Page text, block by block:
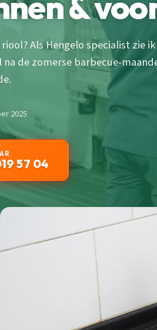
Als Hengelo specialist zie
de zomerse barbecue-
2025
57 04